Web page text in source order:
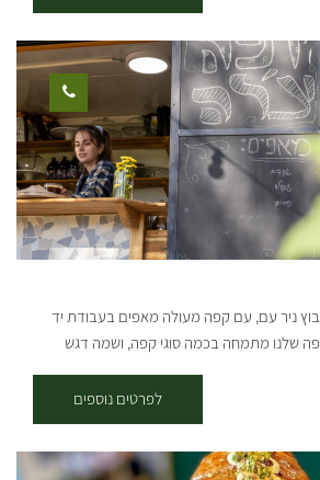
לבין יין ישראלי בוטיקי, ונמכרים בו יינות
המגיעים מכל קצוות הארץ. בנוסף לביקור בבר היין
חבילות שי
ניר עם, עם קפה מעולה מאפים בעבודת יד
שלנו מתמחה בכמה סוגי קפה, ושמה דגש
תוכלו גם לחוות את השלווה שמעניק הקיבוץ
לפרטים נוספים